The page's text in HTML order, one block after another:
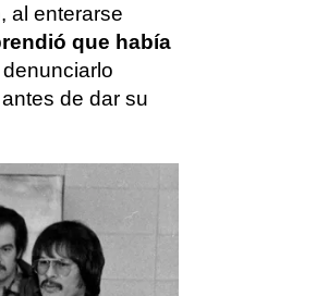
al enterarse
que había
de dar su